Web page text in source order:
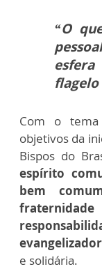
“O
flagelo
Com o tema
objetivos da
Bispos do
espírito
bem
e solidária.